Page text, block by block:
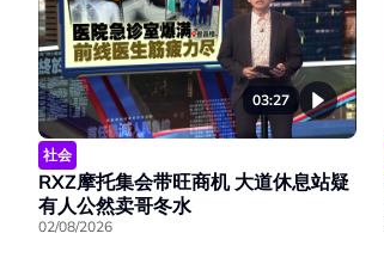
03:27
社会
RXZ摩托集会带旺商机 大道休息站疑
有人公然卖哥冬水
02/08/2026